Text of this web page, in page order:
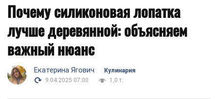
Почему силиконовая лопатка
лучше деревянной: объясняем
важный нюанс
Екатерина Ягович
Кулинария
9.04.2025 07:00
1,0 т.